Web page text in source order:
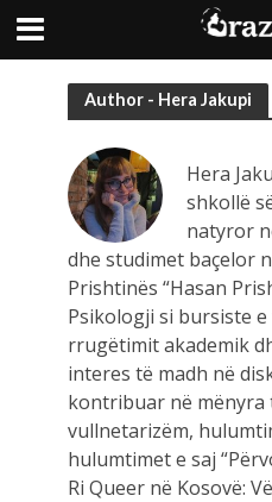
Author - Hera Jakupi
Hera
shkollë
natyror
dhe studimet baçelor
Prishtinës “Hasan
Psikologji si bursiste
rrugëtimit akademik
interes të madh në
kontribuar në mënyra
vullnetarizëm,
hulumtimet e saj
Ri Queer në Kosovë: